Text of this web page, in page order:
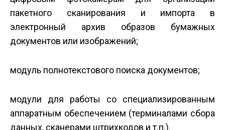
пакетного сканирования и импорта в
электронный архив образов бумажных
документов или изображений;
модуль полнотекстового поиска документов;
модули для работы со специализированным
аппаратным обеспечением (терминалами сбора
данных, сканерами штрих­кодов и т.п.).